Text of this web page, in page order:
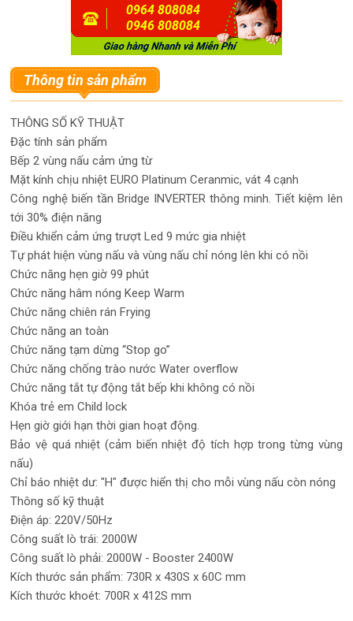
0964 808084
0946 808084
Thông tin sản phẩm
THÔNG SỐ KỸ THUẬT
Đặc tính sản phẩm
Bếp 2 vùng nấu cảm ứng từ
Mặt kính chịu nhiệt EURO Platinum Ceranmic, vát 4 cạnh
Công nghệ biến tần Bridge INVERTER thông minh. Tiết kiệm lên
tới 30% điện năng
Điều khiển cảm ứng trượt Led 9 mức gia nhiệt
Tự phát hiện vùng nấu và vùng nấu chỉ nóng lên khi có nồi
Chức năng hẹn giờ 99 phút
Chức năng hâm nóng Keep Warm
Chức năng chiên rán Frying
Chức năng an toàn
Chức năng tạm dừng “Stop go”
Chức năng chống trào nước Water overflow
Chức năng tắt tự động tắt bếp khi không có nồi
Khóa trẻ em Child lock
Hẹn giờ giới hạn thời gian hoạt động.
Bảo vệ quá nhiệt (cảm biến nhiệt độ tích hợp trong từng vùng
nấu)
Chỉ báo nhiệt dư: "H" được hiển thị cho mỗi vùng nấu còn nóng
Thông số kỹ thuật
Điện áp: 220V/50Hz
Công suất lò trái: 2000W
Công suất lò phải: 2000W - Booster 2400W
Kích thước sản phẩm: 730R x 430S x 60C mm
Kích thước khoét: 700R x 412S mm